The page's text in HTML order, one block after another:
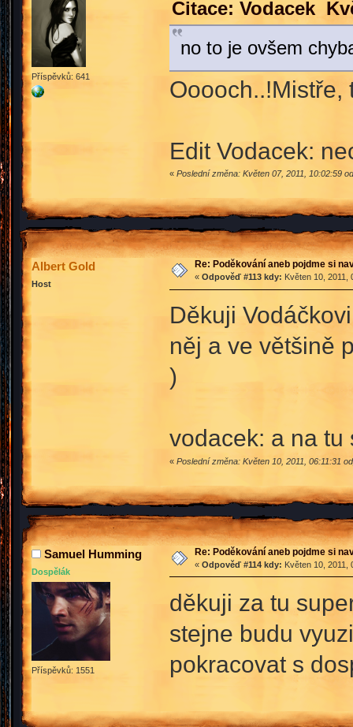
Příspěvků: 641
Citace: Vodacek
no to je ovšem
Edit Vodacek:
« Poslední změna: Květen 07, 2011, 10:02:59
Albert Gold
Host
Re: Poděkování aneb pojdme si
« Odpověď #113 kdy: Květen 10, 2011,
Děkuji
něj a ve většině
)
vodacek: a na tu
« Poslední změna: Květen 10, 2011, 06:11:31
Samuel Humming
Dospělák
Příspěvků: 1551
Re: Poděkování aneb pojdme si
« Odpověď #114 kdy: Květen 10, 2011,
děkuji za tu
stejne budu
pokracovat s